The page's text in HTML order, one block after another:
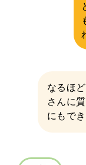
なるほ
さんに
にもで